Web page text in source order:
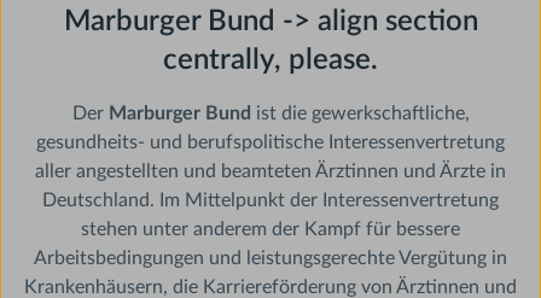
Marburger Bund -> align section
centrally, please.
Der Marburger Bund ist die gewerkschaftliche,
gesundheits- und berufspolitische Interessenvertretung
aller angestellten und beamteten Ärztinnen und Ärzte in
Deutschland. Im Mittelpunkt der Interessenvertretung
stehen unter anderem der Kampf für bessere
Arbeitsbedingungen und leistungsgerechte Vergütung in
Krankenhäusern, die Karriereförderung von Ärztinnen und